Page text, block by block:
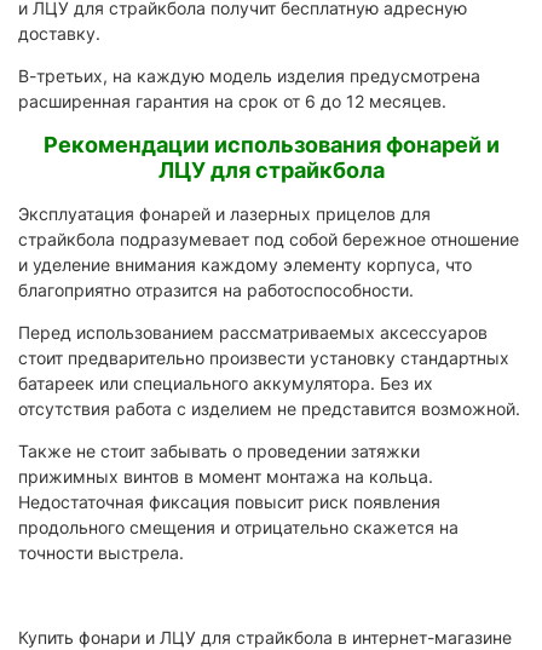
и ЛЦУ для страйкбола получит бесплатную адресную
доставку.
В-третьих, на каждую модель изделия предусмотрена
расширенная гарантия на срок от 6 до 12 месяцев.
Рекомендации использования фонарей и
ЛЦУ для страйкбола
Эксплуатация фонарей и лазерных прицелов для
страйкбола подразумевает под собой бережное отношение
и уделение внимания каждому элементу корпуса, что
благоприятно отразится на работоспособности.
Перед использованием рассматриваемых аксессуаров
стоит предварительно произвести установку стандартных
батареек или специального аккумулятора. Без их
отсутствия работа с изделием не представится возможной.
Также не стоит забывать о проведении затяжки
прижимных винтов в момент монтажа на кольца.
Недостаточная фиксация повысит риск появления
продольного смещения и отрицательно скажется на
точности выстрела.
Купить фонари и ЛЦУ для страйкбола в интернет-магазине